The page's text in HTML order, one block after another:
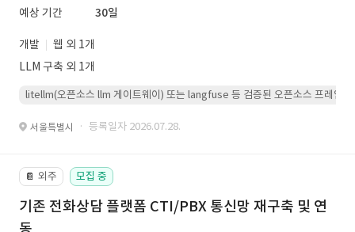
예상 기간
30일
개발
웹 외 1개
LLM 구축 외 1개
litellm(오픈소스 llm 게이트웨이) 또는 langfuse 등 검증된 오픈소스 프레임워
서울특별시 · 등록일자 2026.07.28.
📔 외주 모집 중
기존 전화상담 플랫폼 CTI/PBX 통신망 재구축 및 연